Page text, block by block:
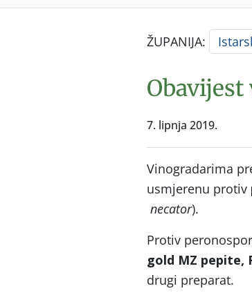
ŽUPANIJA:
7. lipnja 2019.
Vinogradarima
usmjerenu protiv
necator).
Protiv
gold MZ pepite,
drugi preparat.